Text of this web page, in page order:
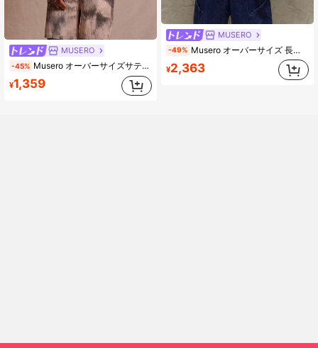
MUSERO
-45% Musero オーバーサイズサテンレビアカラー ウォッシュプリント ボタン付きシャツ 春夏バカンス イースター向け
¥1,359
MUSERO
-49% Musero オーバーサイズ 長袖 デニム ヒドゥンプラケット ディテール ジャケット 秋 夏 春
¥2,363